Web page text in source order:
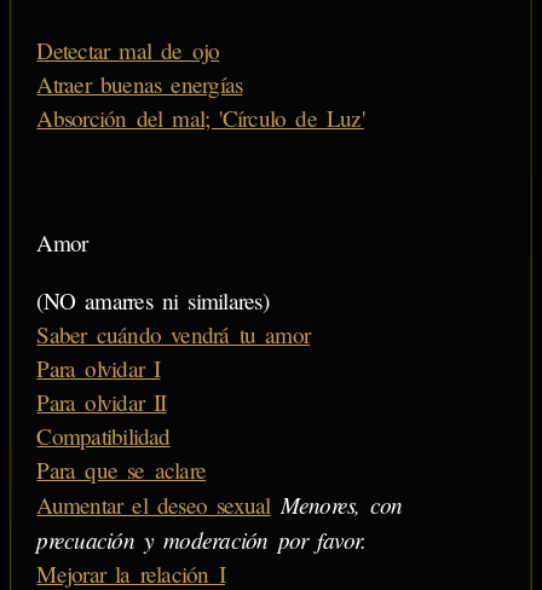
Detectar mal de ojo
Atraer buenas energías
Absorción del mal; 'Círculo de Luz'
Amor
(NO amarres ni similares)
Saber cuándo vendrá tu amor
Para olvidar I
Para olvidar II
Compatibilidad
Para que se aclare
Aumentar el deseo sexual Menores, con
precuación y moderación por favor.
Mejorar la relación I